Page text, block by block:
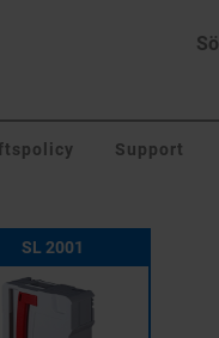
Support
SL 2001